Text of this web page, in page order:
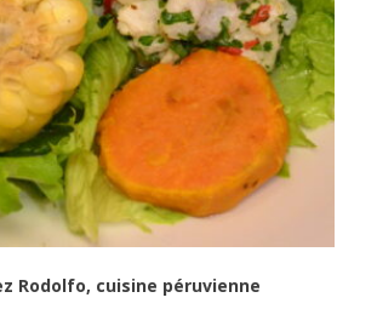
Rodolfo, cuisine péruvienne